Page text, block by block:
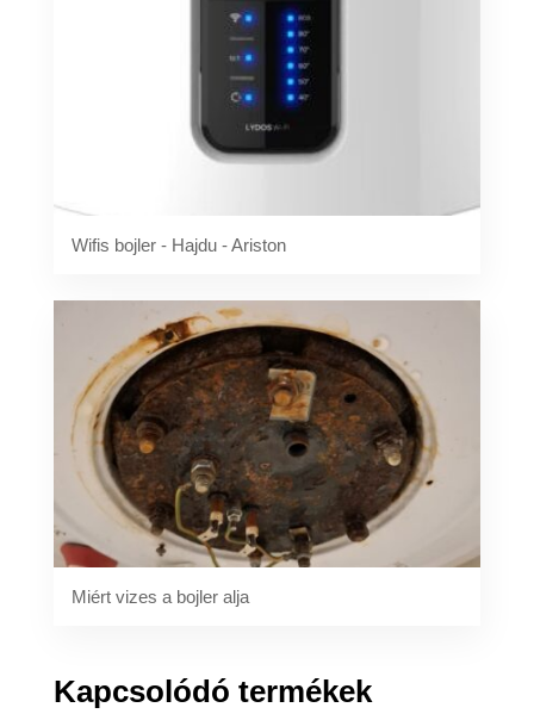
Wifis bojler - Hajdu - Ariston
Miért vizes a bojler alja
Kapcsolódó termékek